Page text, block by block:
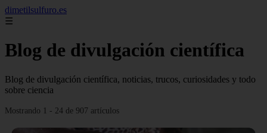
dimetilsulfuro.es
☰
Blog de divulgación científica
Blog de divulgación científica, noticias, trucos, curiosidades y todo
sobre ciencia
Mostrando 1 - 24 de 907 artículos